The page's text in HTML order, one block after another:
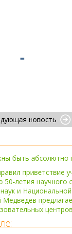
новость
быть
приветствие
50-летия научного
и